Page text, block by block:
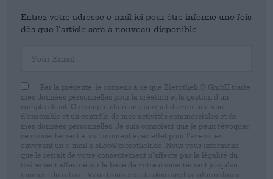
Entrez votre adresse e-mail ici pour être informé une fois
dès que l’article sera à nouveau disponible.
Par la présente, je consens à ce que Bierothek ® GmbH traite
mes données personnelles pour la création et la gestion d’un
compte client. Ce compte client me permet d’avoir une vue
d’ensemble et un contrôle de mes activités commerciales et de
mes données personnelles. Je suis conscient que je peux révoquer
ce consentement à tout moment avec effet pour l’avenir en
envoyant un e-mail à shop@bierothek.de. Nous vous informons
que le retrait de votre consentement n’affecte pas la légalité du
traitement effectué sur la base de votre consentement jusqu’au
moment du retrait. Vous trouverez de plus amples informations